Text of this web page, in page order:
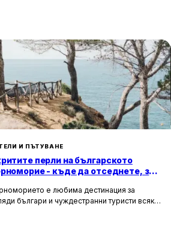
И ПЪТУВАНЕ
перли на българското
- къде да отседнете, за
е любима дестинация за
българи и чуждестранни туристи всяка